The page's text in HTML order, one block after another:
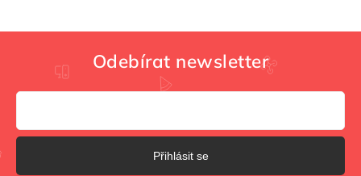
Odebírat newsletter
Přihlásit se